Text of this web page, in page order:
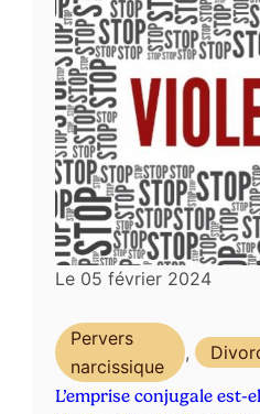
Le 05 février 2024
Pervers
narcissique
,
L’emprise conjugale est-